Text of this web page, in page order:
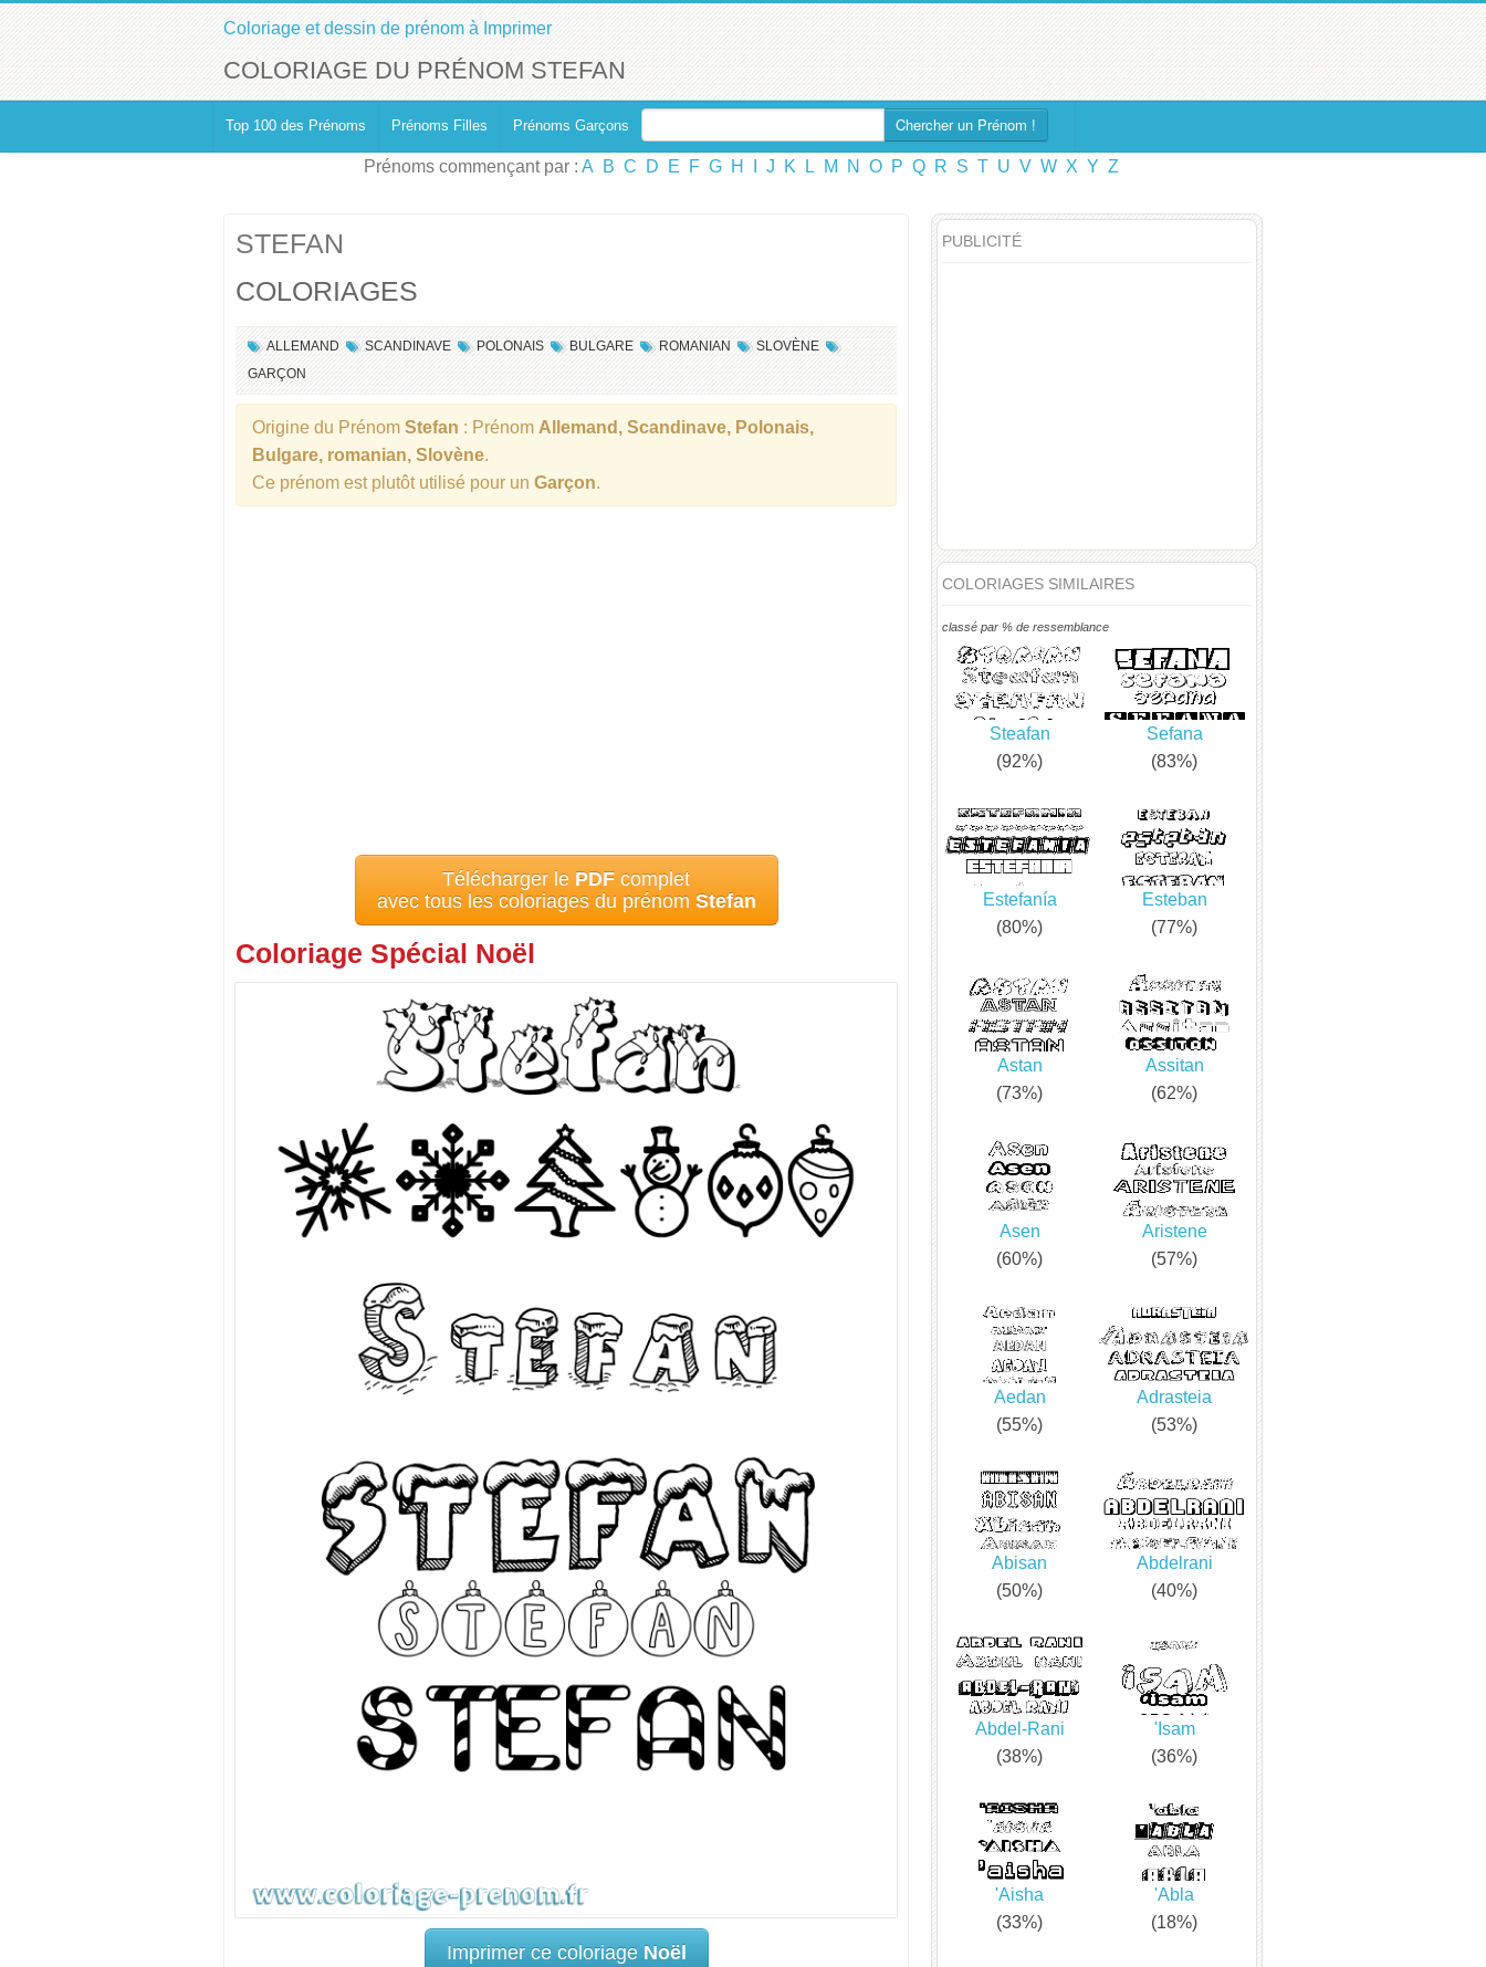
Coloriage et dessin de prénom à Imprimer
COLORIAGE DU PRÉNOM STEFAN
Top 100 des Prénoms Prénoms Filles Prénoms Garçons Chercher un Prénom !
Prénoms commençant par : A B C D E F G H J K L M N O P Q R S T U V W X Y Z
STEFAN
COLORIAGES
ALLEMAND SCANDINAVE POLONAIS BULGARE ROMANIAN
SLOVÈNE
GARÇON
Origine du Prénom Stefan : Prénom Allemand, Scandinave, Polonais,
Bulgare, romanian, Slovène.
Ce prénom est plutôt utilisé pour un Garçon.
Télécharger le PDF complet
avec tous les coloriages du prénom Stefan
Coloriage Spécial Noël
Imprimer ce coloriage Noël
PUBLICITÉ
COLORIAGES SIMILAIRES
classé par % de ressemblance
Steafan
(92%)
Sefana
(83%)
Estefanía
(80%)
Esteban
(77%)
Astan
(73%)
Assitan
(62%)
Asen
(60%)
Aristene
(57%)
Aedan
(55%)
Adrasteia
(53%)
Abisan
(50%)
Abdelrani
(40%)
Abdel-Rani
(38%)
'Isam
(36%)
'Aisha
(33%)
'Abla
(18%)